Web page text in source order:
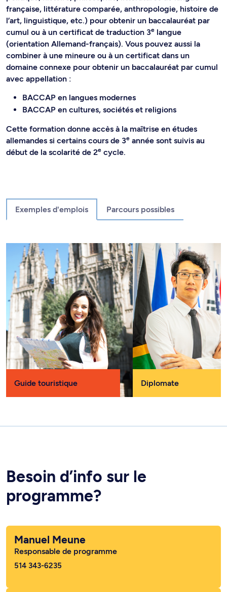
française, littérature comparée, anthropologie, histoire de
l’art, linguistique, etc.) pour obtenir un baccalauréat par
cumul ou à un certificat de traduction 3e langue
(orientation Allemand-français). Vous pouvez aussi la
combiner à une mineure ou à un certificat dans un
domaine connexe pour obtenir un baccalauréat par cumul
avec appellation :
BACCAP en langues modernes
BACCAP en cultures, sociétés et religions
Cette formation donne accès à la maîtrise en études
allemandes si certains cours de 3e année sont suivis au
début de la scolarité de 2e cycle.
Exemples d'emplois Parcours possibles
Guide touristique Diplomate
Besoin d’info sur le
programme?
Manuel Meune
Responsable de programme
514 343-6235